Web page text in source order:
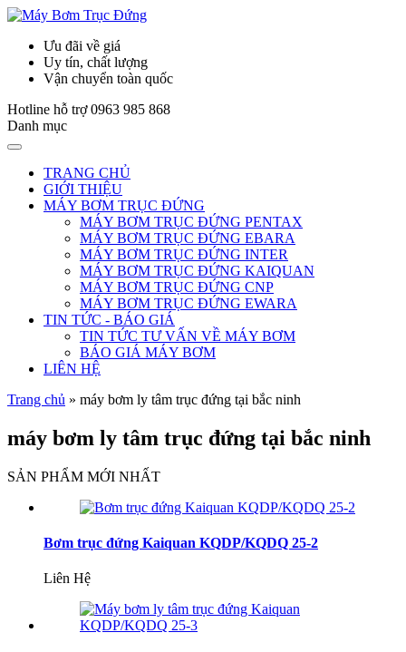
Ưu đãi về giá
Uy tín, chất lượng
Vận chuyển toàn quốc
Hotline hỗ trợ 0963 985 868
Danh mục
TRANG CHỦ
GIỚI THIỆU
MÁY BƠM TRỤC ĐỨNG
MÁY BƠM TRỤC ĐỨNG PENTAX
MÁY BƠM TRỤC ĐỨNG EBARA
MÁY BƠM TRỤC ĐỨNG INTER
MÁY BƠM TRỤC ĐỨNG KAIQUAN
MÁY BƠM TRỤC ĐỨNG CNP
MÁY BƠM TRỤC ĐỨNG EWARA
TIN TỨC - BÁO GIÁ
TIN TỨC TƯ VẤN VỀ MÁY BƠM
BÁO GIÁ MÁY BƠM
LIÊN HỆ
Trang chủ » máy bơm ly tâm trục đứng tại bắc ninh
máy bơm ly tâm trục đứng tại bắc ninh
SẢN PHẨM MỚI NHẤT
Bơm trục đứng Kaiquan KQDP/KQDQ 25-2
Liên Hệ